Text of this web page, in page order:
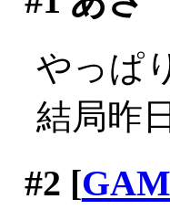
やっぱ
結局昨
#2 [